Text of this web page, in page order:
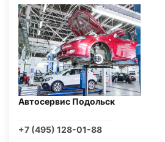
Автосервис Подольск
+7 (495) 128-01-88